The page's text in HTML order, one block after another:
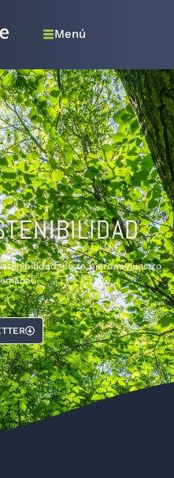
Menú
no te pierdas nuestro